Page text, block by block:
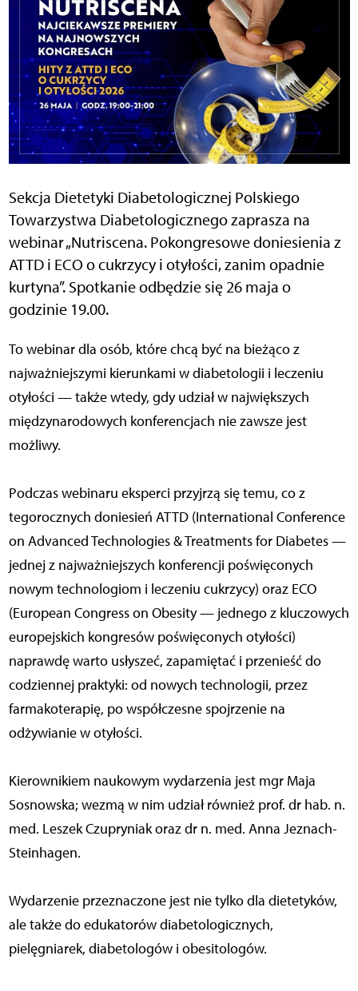
Sekcja Dietetyki Diabetologicznej Polskiego
Towarzystwa Diabetologicznego zaprasza na
webinar „Nutriscena. Pokongresowe doniesienia z
ATTD i ECO o cukrzycy i otyłości, zanim opadnie
kurtyna”. Spotkanie odbędzie się 26 maja o
godzinie 19.00.
To webinar dla osób, które chcą być na bieżąco z
najważniejszymi kierunkami w diabetologii i leczeniu
otyłości — także wtedy, gdy udział w największych
międzynarodowych konferencjach nie zawsze jest
możliwy.
Podczas webinaru eksperci przyjrzą się temu, co z
tegorocznych doniesień ATTD (International Conference
on Advanced Technologies & Treatments for Diabetes —
jednej z najważniejszych konferencji poświęconych
nowym technologiom i leczeniu cukrzycy) oraz ECO
(European Congress on Obesity — jednego z kluczowych
europejskich kongresów poświęconych otyłości)
naprawdę warto usłyszeć, zapamiętać i przenieść do
codziennej praktyki: od nowych technologii, przez
farmakoterapię, po współczesne spojrzenie na
odżywianie w otyłości.
Kierownikiem naukowym wydarzenia jest mgr Maja
Sosnowska; wezmą w nim udział również prof. dr hab. n.
med. Leszek Czupryniak oraz dr n. med. Anna Jeznach-
Steinhagen.
Wydarzenie przeznaczone jest nie tylko dla dietetyków,
ale także do edukatorów diabetologicznych,
pielęgniarek, diabetologów i obesitologów.